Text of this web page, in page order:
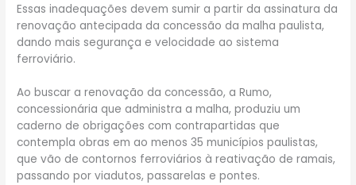
Essas inadequações devem sumir a partir da assinatura da
renovação antecipada da concessão da malha paulista,
dando mais segurança e velocidade ao sistema
ferroviário.
Ao buscar a renovação da concessão, a Rumo,
concessionária que administra a malha, produziu um
caderno de obrigações com contrapartidas que
contempla obras em ao menos 35 municípios paulistas,
que vão de contornos ferroviários à reativação de ramais,
passando por viadutos, passarelas e pontes.